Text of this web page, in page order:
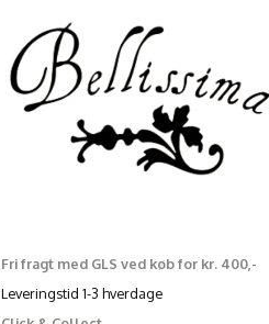
Fri fragt med GLS ved køb for kr. 400,-
Leveringstid 1-3 hverdage